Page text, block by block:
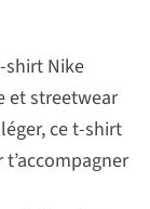
shirt Nike
et streetwear
ce t-shirt